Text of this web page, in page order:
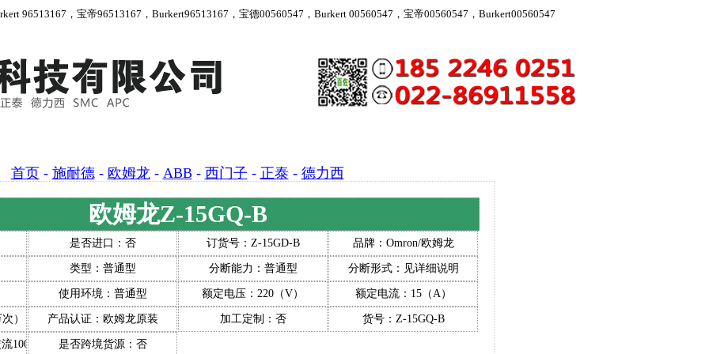
96513167，宝帝96513167，Burkert96513167，宝德00560547，Burkert 00560547，宝帝00560547，Burkert00560547
首页- 施耐德- 欧姆龙- ABB- 西门子 - 正泰- 德力西
欧姆龙Z-15GQ-B
是否进口：否 订货号：Z-15GD-B 品牌：Omron/欧姆龙
类型：普通型 分断能力：普通型 分断形式：见详细说明
使用环境：普通型 额定电压：220（V） 额定电流：15（A）
） 产品认证：欧姆龙原装 加工定制：否 货号：Z-15GQ-B
1000V 是否跨境货源：否